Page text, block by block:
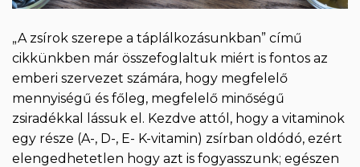
„A zsírok szerepe a táplálkozásunkban” című
cikkünkben már összefoglaltuk miért is fontos az
emberi szervezet számára, hogy megfelelő
mennyiségű és főleg, megfelelő minőségű
zsiradékkal lássuk el. Kezdve attól, hogy a vitaminok
egy része (A-, D-, E- K-vitamin) zsírban oldódó, ezért
elengedhetetlen hogy azt is fogyasszunk; egészen